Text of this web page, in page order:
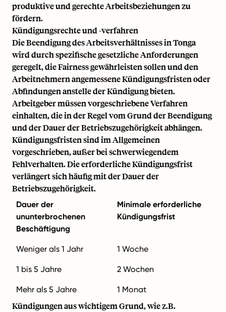
produktive und gerechte Arbeitsbeziehungen zu
fördern.
Kündigungsrechte und -verfahren
Die Beendigung des Arbeitsverhältnisses in Tonga
wird durch spezifische gesetzliche Anforderungen
geregelt, die Fairness gewährleisten sollen und den
Arbeitnehmern angemessene Kündigungsfristen oder
Abfindungen anstelle der Kündigung bieten.
Arbeitgeber müssen vorgeschriebene Verfahren
einhalten, die in der Regel vom Grund der Beendigung
und der Dauer der Betriebszugehörigkeit abhängen.
Kündigungsfristen sind im Allgemeinen
vorgeschrieben, außer bei schwerwiegendem
Fehlverhalten. Die erforderliche Kündigungsfrist
verlängert sich häufig mit der Dauer der
Betriebszugehörigkeit.
Dauer der
ununterbrochenen
Beschäftigung
Minimale erforderliche
Kündigungsfrist
Weniger als 1 Jahr 1 Woche
1 bis 5 Jahre 2 Wochen
Mehr als 5 Jahre 1 Monat
Kündigungen aus wichtigem Grund, wie z.B.